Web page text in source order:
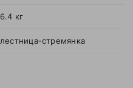
6.4 кг
лестница-стремянка